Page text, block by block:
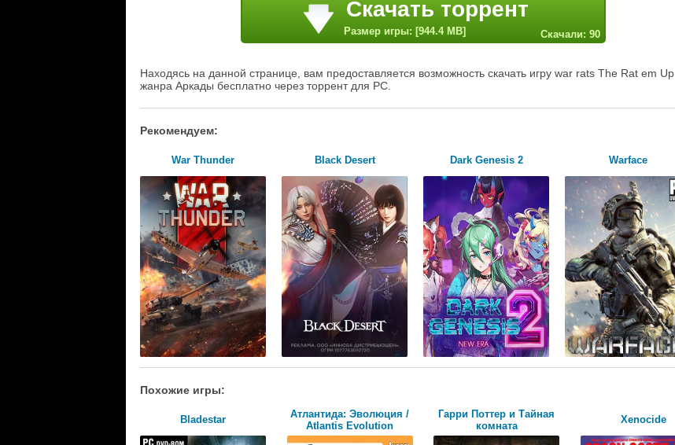
Скачать торрент
Размер игры: [944.4 MB] Скачали: 90
Находясь на данной странице, вам предоставляется возможность скачать игру war rats The Rat em Up
жанра Аркады бесплатно через торрент для PC.
Рекомендуем:
War Thunder Black Desert Dark Genesis 2 Warface
Похожие игры:
Bladestar
Атлантида: Эволюция /
Atlantis Evolution
Гарри Поттер и Тайная
комната
Xenocide